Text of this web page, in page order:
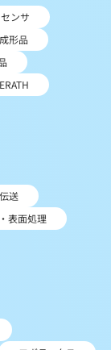
センサ
形品
送
表面処理